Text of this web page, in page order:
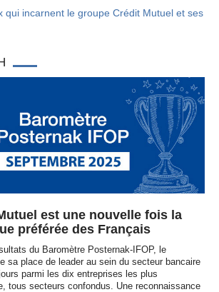
qui incarnent le groupe Crédit Mutuel et ses
est une nouvelle fois la
préférée des Français
du Baromètre Posternak-IFOP, le
sa place de leader au sein du secteur bancaire
parmi les dix entreprises les plus
tous secteurs confondus. Une reconnaissance